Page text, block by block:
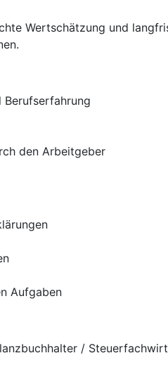
Wertschätzung und
den Arbeitgeber
Aufgaben
/